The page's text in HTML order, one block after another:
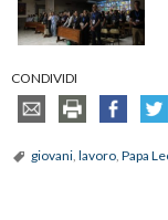
CONDIVIDI
giovani, lavoro, Papa